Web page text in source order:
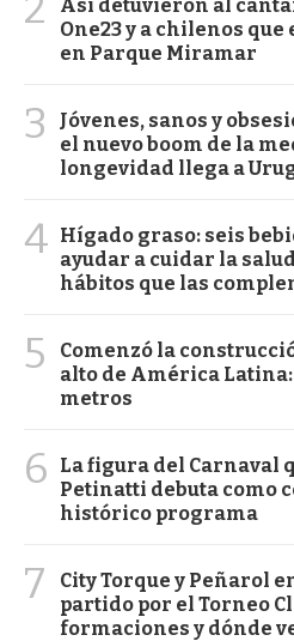
Así detuvieron al
One23 y a chilenos
en Parque Miramar
3
Jóvenes, sanos y
el nuevo boom de la
longevidad llega a
4 Hígado graso: seis
ayudar a cuidar la
hábitos que las
5
Comenzó la
alto de América
metros
6
La figura del Carnaval
Petinatti debuta como
histórico programa
7
City Torque y Peñarol
partido por el Torneo
formaciones y dónde